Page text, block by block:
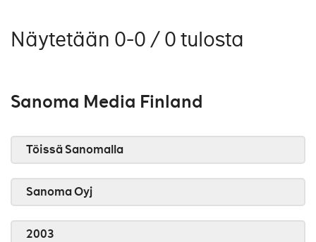
Näytetään 0-0 / 0 tulosta
Sanoma Media Finland
Töissä Sanomalla
Sanoma Oyj
2003